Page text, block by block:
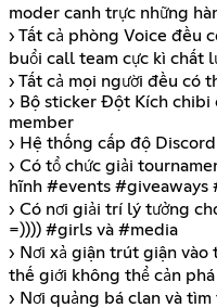
moder canh trực những
› Tất cả phòng Voice đều
buổi call team cực kì chất
› Tất cả mọi người đều có
› Bộ sticker Đột Kích
member
› Hệ thống cấp độ
› Có tổ chức giải
hĩnh #events #giveaways
› Có nơi giải trí lý tưởng
=)))) #girls và #media
› Nơi xả giận trút giận vào
thế giới không thể cản
› Nơi quảng bá clan và